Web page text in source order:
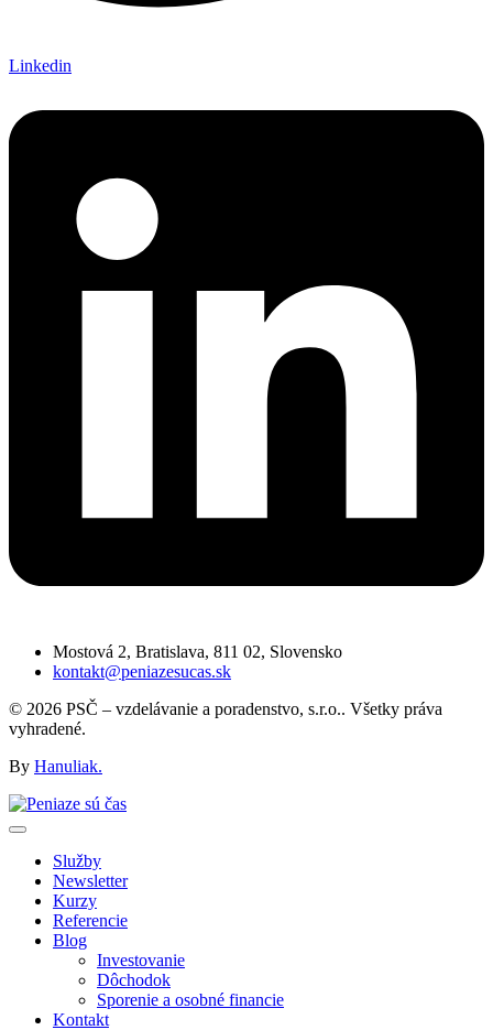
Linkedin
Mostová 2, Bratislava, 811 02, Slovensko
kontakt@peniazesucas.sk
© 2026 PSČ – vzdelávanie a poradenstvo, s.r.o.. Všetky práva
vyhradené.
By Hanuliak.
Služby
Newsletter
Kurzy
Referencie
Blog
Investovanie
Dôchodok
Sporenie a osobné financie
Kontakt